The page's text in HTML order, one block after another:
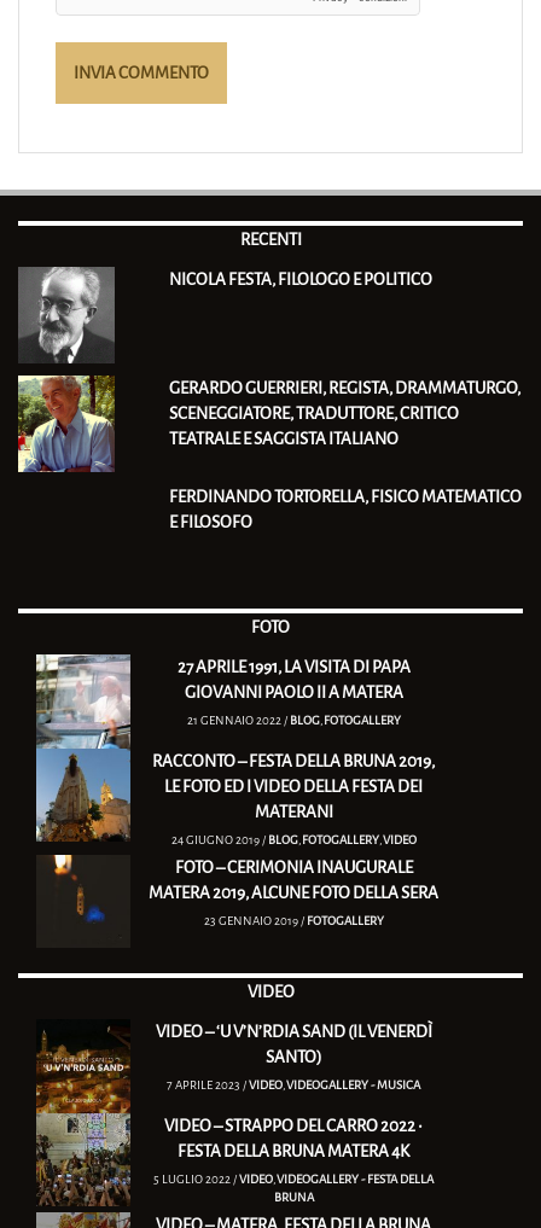
RECENTI
NICOLA FESTA, FILOLOGO E POLITICO
GERARDO GUERRIERI, REGISTA, DRAMMATURGO,
SCENEGGIATORE, TRADUTTORE, CRITICO
TEATRALE E SAGGISTA ITALIANO
FERDINANDO TORTORELLA, FISICO MATEMATICO
E FILOSOFO
FOTO
27 APRILE 1991, LA VISITA DI PAPA
GIOVANNI PAOLO II A MATERA
21 GENNAIO 2022 / BLOG, FOTOGALLERY
RACCONTO – FESTA DELLA BRUNA 2019,
LE FOTO ED I VIDEO DELLA FESTA DEI
MATERANI
24 GIUGNO 2019 / BLOG, FOTOGALLERY, VIDEO
FOTO – CERIMONIA INAUGURALE
MATERA 2019, ALCUNE FOTO DELLA SERA
23 GENNAIO 2019 / FOTOGALLERY
VIDEO
VIDEO – ‘U V’N’RDIA SAND (IL VENERDÌ
SANTO)
7 APRILE 2023 /VIDEO,VIDEOGALLERY - MUSICA
VIDEO – STRAPPO DEL CARRO 2022 •
FESTA DELLA BRUNA MATERA 4K
5 LUGLIO 2022 /VIDEO ,VIDEOGALLERY - FESTA DELLA
BRUNA